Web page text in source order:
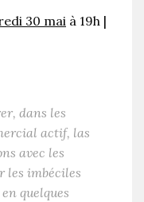
30 mai à 19h |
dans les
actif, las
avec les
les imbéciles
quelques